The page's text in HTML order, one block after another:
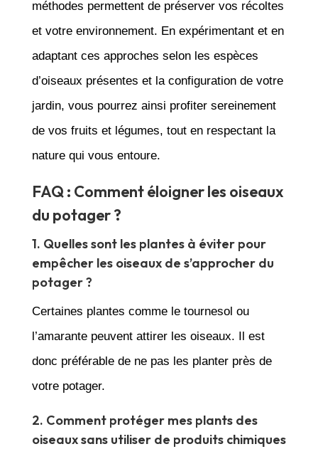
méthodes permettent de préserver vos récoltes
et votre environnement. En expérimentant et en
adaptant ces approches selon les espèces
d’oiseaux présentes et la configuration de votre
jardin, vous pourrez ainsi profiter sereinement
de vos fruits et légumes, tout en respectant la
nature qui vous entoure.
FAQ : Comment éloigner les oiseaux
du potager ?
1. Quelles sont les plantes à éviter pour
empêcher les oiseaux de s’approcher du
potager ?
Certaines plantes comme le tournesol ou
l’amarante peuvent attirer les oiseaux. Il est
donc préférable de ne pas les planter près de
votre potager.
2. Comment protéger mes plants des
oiseaux sans utiliser de produits chimiques